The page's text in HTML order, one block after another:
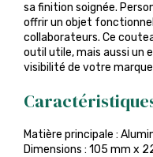
sa finition soignée.
offrir un objet
collaborateurs. Ce
outil utile, mais aussi un
visibilité de votre
Matière principale :
Dimensions : 105 mm x